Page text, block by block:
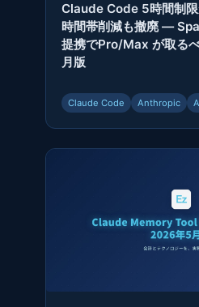
Claude Code 5時間制
時間帯削減も撤廃 —
提携でPro/Max が取る
月版
Claude Code Anthropic